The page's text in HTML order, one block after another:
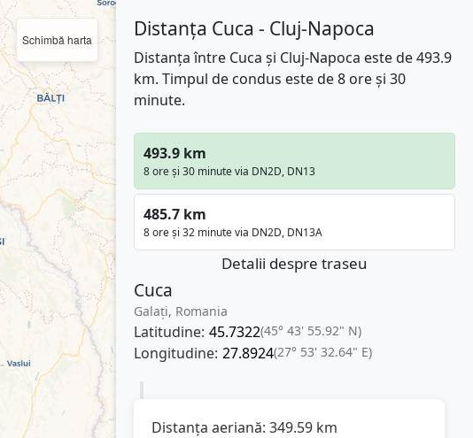
Schimbă harta Distanța Cuca - Cluj-Napoca
Distanța între Cuca și Cluj-Napoca este de 493.9
km. Timpul de condus este de 8 ore și 30
minute.
493.9 km
8 ore și 30 minute via DN2D, DN13
485.7 km
8 ore și 32 minute via DN2D, DN13A
Detalii despre traseu
Cuca
Galați, Romania
Latitudine: 45.7322(45° 43' 55.92" N)
Longitudine: 27.8924(27° 53' 32.64" E)
Distanța aeriană: 349.59 km